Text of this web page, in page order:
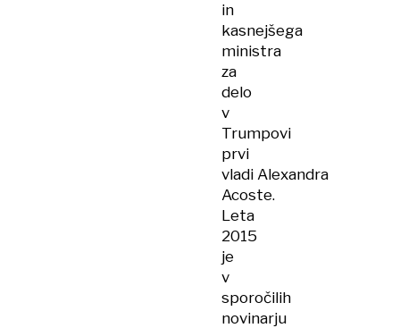
in
kasnejšega
ministra
za
delo
v
Trumpovi
prvi
vladi Alexandra
Acoste.
Leta
2015
je
v
sporočilih
novinarju